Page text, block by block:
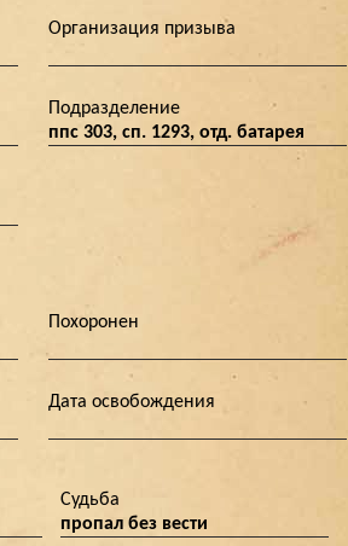
Организация призыва
Подразделение
ппс 303, сп. 1293, отд. батарея
Похоронен
Дата освобождения
Судьба
пропал без вести